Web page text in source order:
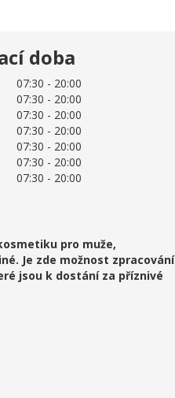
doba
07:30 - 20:00
07:30 - 20:00
07:30 - 20:00
07:30 - 20:00
07:30 - 20:00
07:30 - 20:00
07:30 - 20:00
pro muže,
Je zde možnost zpracování
jsou k dostání za příznivé